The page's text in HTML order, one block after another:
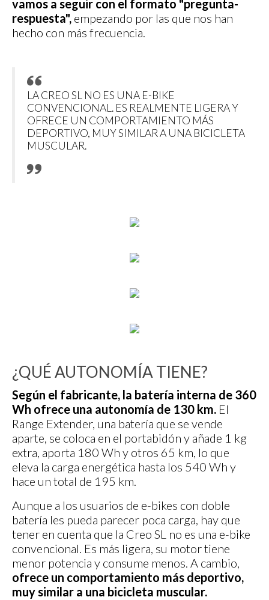
vamos a seguir con el formato "pregunta-
respuesta", empezando por las que nos han
hecho con más frecuencia.
LA CREO SL NO ES UNA E-BIKE
CONVENCIONAL. ES REALMENTE LIGERA Y
OFRECE UN COMPORTAMIENTO MÁS
DEPORTIVO, MUY SIMILAR A UNA BICICLETA
MUSCULAR.
¿QUÉ AUTONOMÍA TIENE?
Según el fabricante, la batería interna de 360
Wh ofrece una autonomía de 130 km. El
Range Extender, una batería que se vende
aparte, se coloca en el portabidón y añade 1 kg
extra, aporta 180 Wh y otros 65 km, lo que
eleva la carga energética hasta los 540 Wh y
hace un total de 195 km.
Aunque a los usuarios de e-bikes con doble
batería les pueda parecer poca carga, hay que
tener en cuenta que la Creo SL no es una e-bike
convencional. Es más ligera, su motor tiene
menor potencia y consume menos. A cambio,
ofrece un comportamiento más deportivo,
muy similar a una bicicleta muscular.